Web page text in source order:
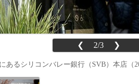
❮ 2/3 ❯
あるシリコンバレー銀行（SVB）本店（